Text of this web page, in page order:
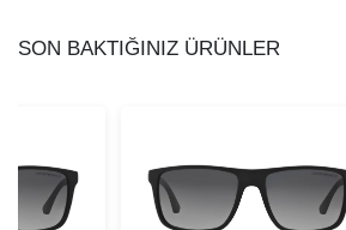
SON BAKTIĞINIZ ÜRÜNLER